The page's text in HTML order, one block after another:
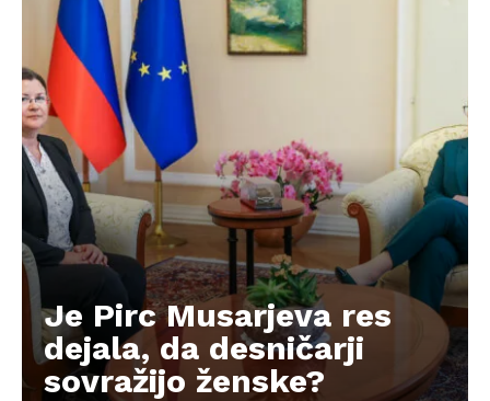
Je Pirc Musarjeva res
dejala, da desničarji
sovražijo ženske?